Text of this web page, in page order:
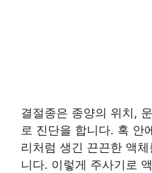
결절종은 종양의 위치,
로 진단을 합니다. 혹 안
리처럼 생긴 끈끈한 액
니다. 이렇게 주사기로